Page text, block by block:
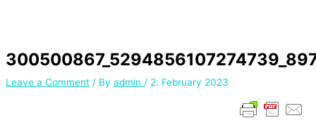
Leave a Comment / By admin / 2. February 2023